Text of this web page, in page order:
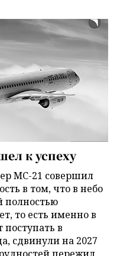
к успеху
МС-21 совершил
в том, что в небо
полностью
то есть именно в
в
сдвинули на 2027